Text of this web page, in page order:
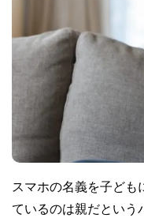
スマホの名義を子ども
ているのは親だという